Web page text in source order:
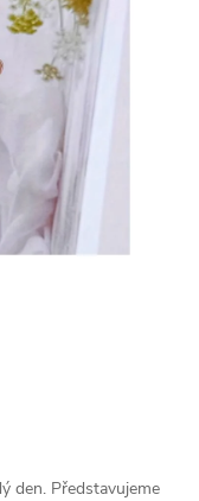
den. Představujeme